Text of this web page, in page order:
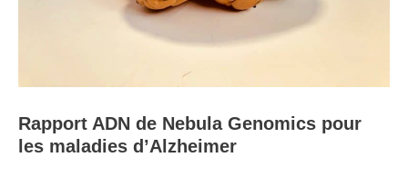
Rapport ADN de Nebula Genomics pour
les maladies d’Alzheimer